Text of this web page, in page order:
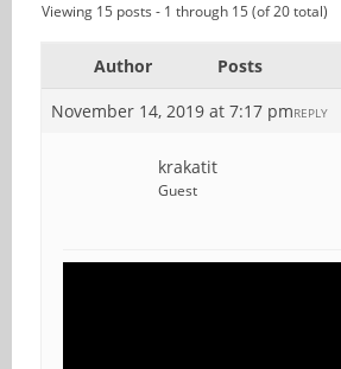
Kontakt
Viewing 15 posts - 1 through 15 (of 20 total)
Author
Posts
November 14, 2019 at 7:17 pmREPLY
krakatit
Guest